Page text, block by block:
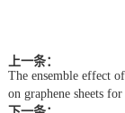
上一条：
The ensemble effect
on graphene sheets